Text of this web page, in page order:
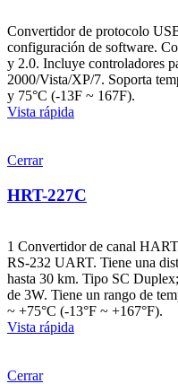
Convertidor de protocolo
configuración de software.
y 2.0. Incluye controladores
2000/Vista/XP/7. Soporta
y 75°C (-13F ~ 167F).
Vista rápida
Cerrar
HRT-227C
1 Convertidor de canal
RS-232 UART. Tiene una
hasta 30 km. Tipo SC
de 3W. Tiene un rango de
~ +75°C (-13°F ~ +167°F).
Vista rápida
Cerrar